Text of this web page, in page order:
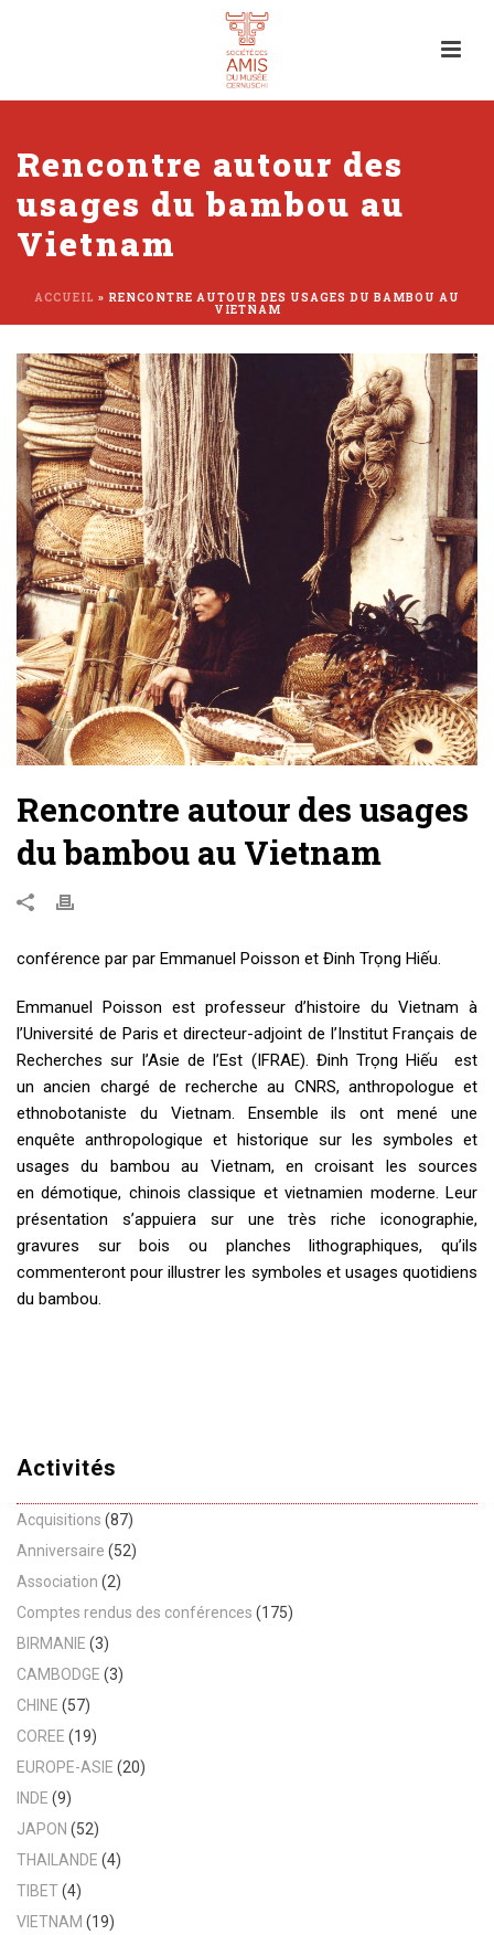
Rencontre autour des
usages du bambou au
Vietnam
ACCUEIL » RENCONTRE AUTOUR DES USAGES DU BAMBOU AU
VIETNAM
Rencontre autour des usages
du bambou au Vietnam
conférence par par Emmanuel Poisson et Đinh Trọng Hiếu.
Emmanuel Poisson est professeur d’histoire du Vietnam à
l’Université de Paris et directeur-adjoint de l’Institut Français de
Recherches sur l’Asie de l’Est (IFRAE). Đinh Trọng Hiếu est
un ancien chargé de recherche au CNRS, anthropologue et
ethnobotaniste du Vietnam. Ensemble ils ont mené une
enquête anthropologique et historique sur les symboles et
usages du bambou au Vietnam, en croisant les sources
en démotique, chinois classique et vietnamien moderne. Leur
présentation s’appuiera sur une très riche iconographie,
gravures sur bois ou planches lithographiques, qu’ils
commenteront pour illustrer les symboles et usages quotidiens
du bambou.
Activités
Acquisitions (87)
Anniversaire (52)
Association (2)
Comptes rendus des conférences (175)
BIRMANIE (3)
CAMBODGE (3)
CHINE (57)
COREE (19)
EUROPE-ASIE (20)
INDE (9)
JAPON (52)
THAILANDE (4)
TIBET(4)
VIETNAM (19)